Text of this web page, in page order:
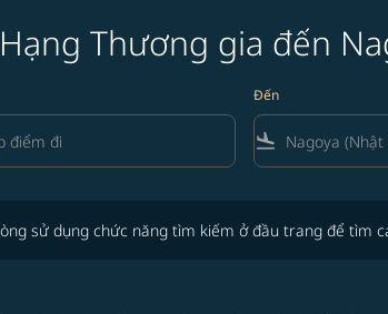
Thương gia đến
Đến
flight_land
sử dụng chức năng tìm kiếm ở đầu trang để tìm